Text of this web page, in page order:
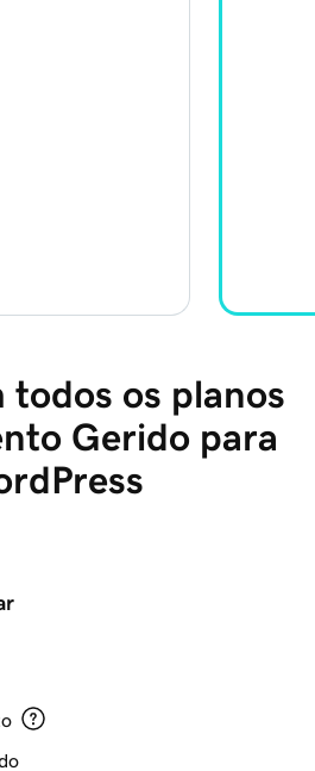
todos os planos
Gerido para